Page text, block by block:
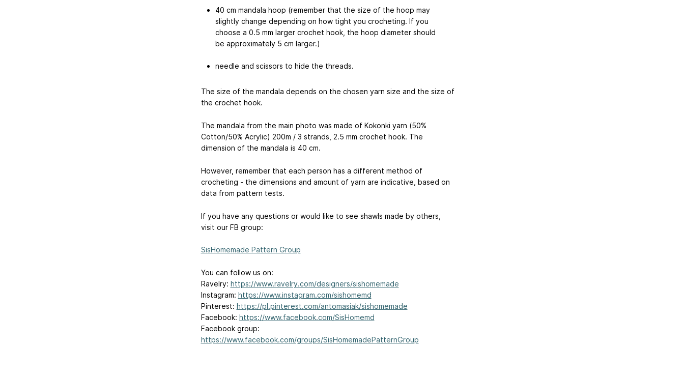
40 cm mandala hoop (remember that the size of the hoop may
slightly change depending on how tight you crocheting. If you
choose a 0.5 mm larger crochet hook, the hoop diameter should
be approximately 5 cm larger.)
needle and scissors to hide the threads.
The size of the mandala depends on the chosen yarn size and the size of
the crochet hook.
The mandala from the main photo was made of Kokonki yarn (50%
Cotton/50% Acrylic) 200m / 3 strands, 2.5 mm crochet hook. The
dimension of the mandala is 40 cm.
However, remember that each person has a different method of
crocheting - the dimensions and amount of yarn are indicative, based on
data from pattern tests.
If you have any questions or would like to see shawls made by others,
visit our FB group:
SisHomemade Pattern Group
You can follow us on:
Ravelry: https://www.ravelry.com/designers/sishomemade
Instagram: https://www.instagram.com/sishomemd
Pinterest: https://pl.pinterest.com/antomasiak/sishomemade
Facebook: https://www.facebook.com/SisHomemd
Facebook group:
https://www.facebook.com/groups/SisHomemadePatternGroup